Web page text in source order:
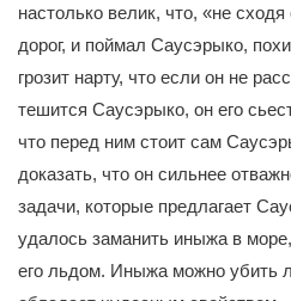
настолько велик, что, «не
дорог, и поймал Саусэрыко,
грозит нарту, что если он не
тешится Саусэрыко, он его
что перед ним стоит сам
доказать, что он сильнее
задачи, которые предлагает
удалось заманить иныжа в
его льдом. Иныжа можно убить